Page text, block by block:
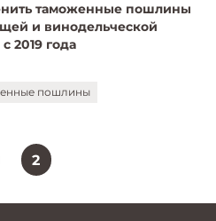
и винодельческой
2019 года
пошлины
2